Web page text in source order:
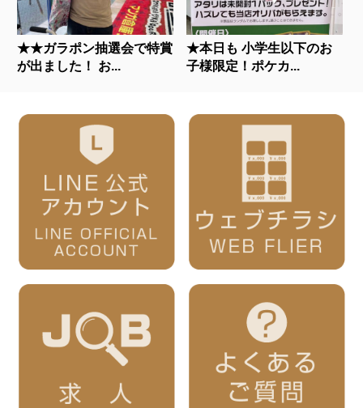
★★ガラポン抽選会で特賞
が出ました！ お...
★本日も 小学生以下のお
子様限定！ポケカ...